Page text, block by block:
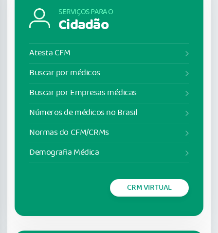
SERVIÇOS PARA O
Cidadão
Atesta CFM
Buscar por médicos
Buscar por Empresas médicas
Números de médicos no Brasil
Normas do CFM/CRMs
Demografia Médica
CRM VIRTUAL